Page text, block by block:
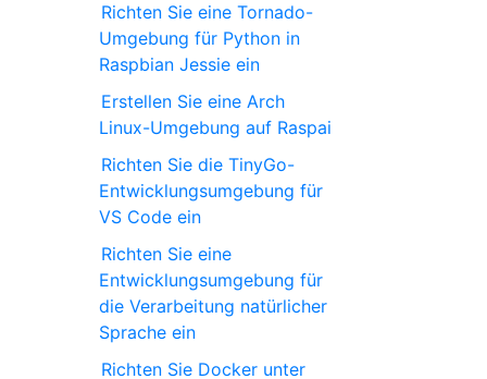
Richten Sie eine Tornado-
Umgebung für Python in
Raspbian Jessie ein
Erstellen Sie eine Arch
Linux-Umgebung auf Raspai
Richten Sie die TinyGo-
Entwicklungsumgebung für
VS Code ein
Richten Sie eine
Entwicklungsumgebung für
die Verarbeitung natürlicher
Sprache ein
Richten Sie Docker unter